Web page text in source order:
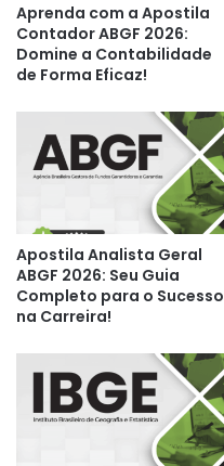
Aprenda com a Apostila
Contador ABGF 2026:
Domine a Contabilidade
de Forma Eficaz!
Apostila Analista Geral
ABGF 2026: Seu Guia
Completo para o Sucesso
na Carreira!